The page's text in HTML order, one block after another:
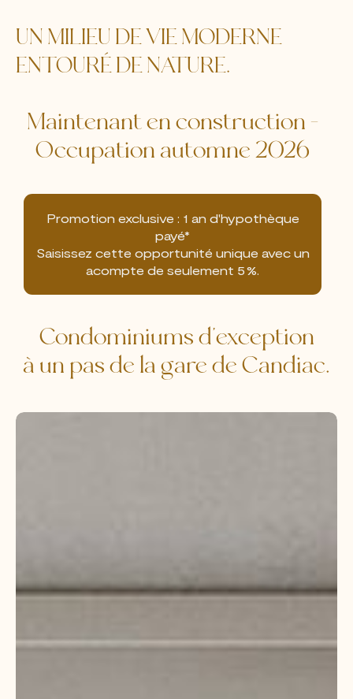
UN MILIEU DE VIE MODERNE
ENTOURÉ DE NATURE.
Maintenant en construction -
Occupation automne 2026
Promotion exclusive : 1 an d'hypothèque
payé*
Saisissez cette opportunité unique avec un
acompte de seulement 5 %.
Condominiums d'exception
à un pas de la gare de Candiac.